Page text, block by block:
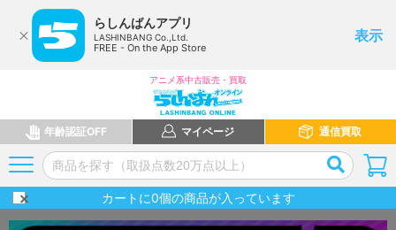
らしんばんアプリ
LASHINBANG Co.,Ltd.
FREE - On the App Store
表示
アニメ系中古販売・買取
年齢認証OFF マイページ 通信買取
カートに0個の商品が入っています